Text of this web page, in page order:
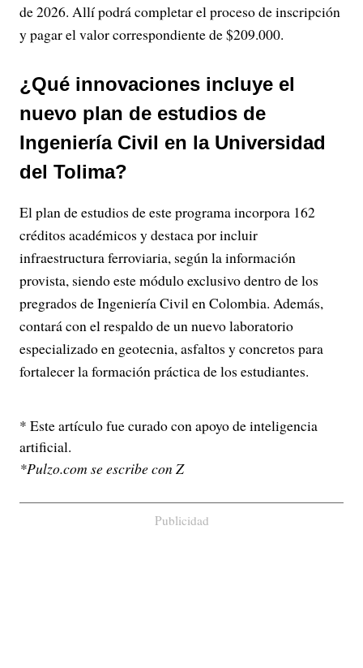
de 2026. Allí podrá completar el proceso de inscripción
y pagar el valor correspondiente de $209.000.
¿Qué innovaciones incluye el
nuevo plan de estudios de
Ingeniería Civil en la Universidad
del Tolima?
El plan de estudios de este programa incorpora 162
créditos académicos y destaca por incluir
infraestructura ferroviaria, según la información
provista, siendo este módulo exclusivo dentro de los
pregrados de Ingeniería Civil en Colombia. Además,
contará con el respaldo de un nuevo laboratorio
especializado en geotecnia, asfaltos y concretos para
fortalecer la formación práctica de los estudiantes.
* Este artículo fue curado con apoyo de inteligencia
artificial.
*Pulzo.com se escribe con Z
Publicidad